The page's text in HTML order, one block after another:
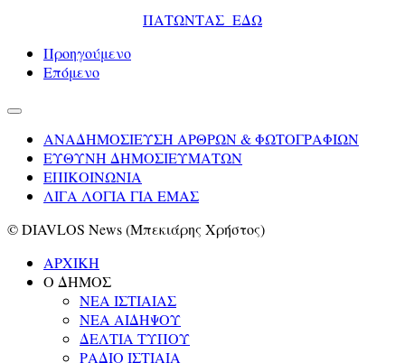
ΠΑΤΩΝΤΑΣ ΕΔΩ
Προηγούμενο
Επόμενο
ΑΝΑΔΗΜΟΣΙΕΥΣΗ ΑΡΘΡΩΝ & ΦΩΤΟΓΡΑΦΙΩΝ
ΕΥΘΥΝΗ ΔΗΜΟΣΙΕΥΜΑΤΩΝ
ΕΠΙΚΟΙΝΩΝΙΑ
ΛΙΓΑ ΛΟΓΙΑ ΓΙΑ ΕΜΑΣ
© DIAVLOS News (Μπεκιάρης Χρήστος)
ΑΡΧΙΚΗ
Ο ΔΗΜΟΣ
ΝΕΑ ΙΣΤΙΑΙΑΣ
ΝΕΑ ΑΙΔΗΨΟΥ
ΔΕΛΤΙΑ ΤΥΠΟΥ
ΡΑΔΙΟ ΙΣΤΙΑΙΑ